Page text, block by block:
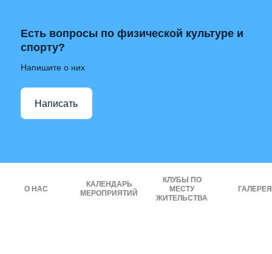
Есть вопросы по физической культуре и
спорту?
Напишите о них
Написать
О НАС
КАЛЕНДАРЬ
МЕРОПРИЯТИЙ
КЛУБЫ ПО
МЕСТУ
ЖИТЕЛЬСТВА
ГАЛЕРЕЯ